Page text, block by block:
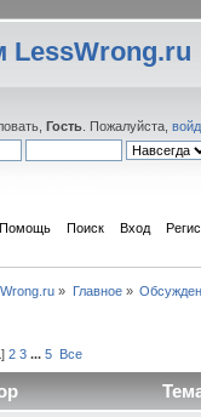
LessWrong.ru
Гость . Пожалуйста,
Помощь Поиск Вход
» Главное»
]2 3 ...5 Все